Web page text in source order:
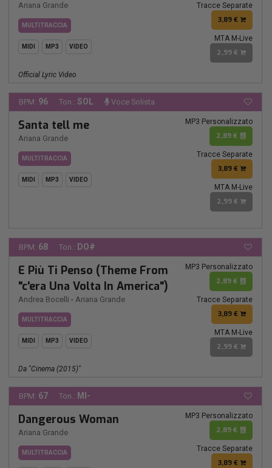
Ariana Grande
MULTITRACCIA
MIDI MP3 VIDEO
Tracce Separate
3,89 €
MTA M-Live
2,99 €
Official Lyric Video
BPM: 96 Ton.: SOL Voce Solista
Santa tell me
Ariana Grande
MULTITRACCIA
MIDI MP3 VIDEO
MP3 Personalizzato
2,89 €
Tracce Separate
3,89 €
MTA M-Live
2,99 €
BPM: 68 Ton.: DO#
E Più Ti Penso (Theme From
"c'era Una Volta In America")
Andrea Bocelli - Ariana Grande
MULTITRACCIA
MIDI MP3 VIDEO
MP3 Personalizzato
2,89 €
Tracce Separate
3,89 €
MTA M-Live
2,99 €
Da "cinema (2015)"
BPM: 67 Ton.: MI-
Dangerous Woman
Ariana Grande
MULTITRACCIA
MP3 Personalizzato
2,89 €
Tracce Separate
3,89 €